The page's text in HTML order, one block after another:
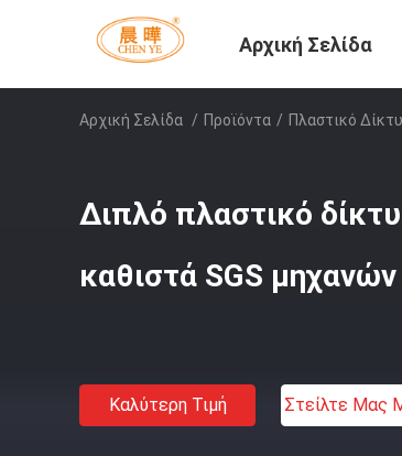
Αρχική Σελίδα
Αρχική Σελίδα / Προϊόντα / Πλαστικό
Διπλό πλαστικό
καθιστά SGS
Καλύτερη Τιμή Στείλτε Μας